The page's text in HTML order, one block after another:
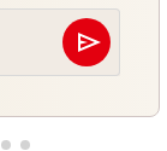
send
Abschicken